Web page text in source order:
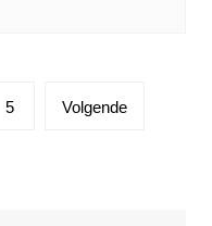
5 Volgende